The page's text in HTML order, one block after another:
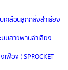
เคลื่อนลูกกลิ้งลำเลียง
บบสายพานลำเลียง
ฟือง ( SPROCKET